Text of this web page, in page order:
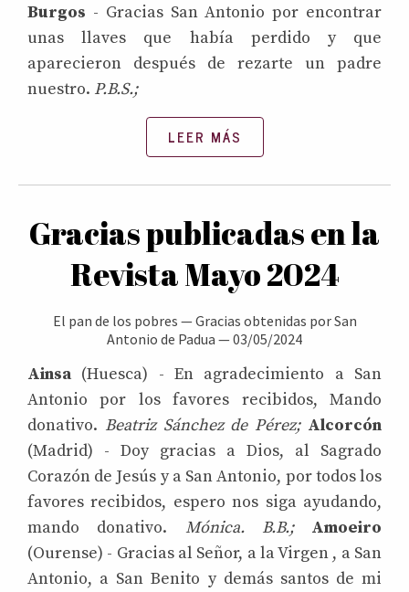
Burgos - Gracias San Antonio por encontrar
unas llaves que había perdido y que
aparecieron después de rezarte un padre
nuestro. P.B.S.;
LEER MÁS
Gracias publicadas en la
Revista Mayo 2024
El pan de los pobres —Gracias obtenidas por San
Antonio de Padua —03/05/2024
Ainsa (Huesca) - En agradecimiento a San
Antonio por los favores recibidos, Mando
donativo. Beatriz Sánchez de Pérez; Alcorcón
(Madrid) - Doy gracias a Dios, al Sagrado
Corazón de Jesús y a San Antonio, por todos los
favores recibidos, espero nos siga ayudando,
mando donativo. Mónica. B.B.;
Amoeiro
(Ourense) - Gracias al Señor, a la Virgen , a San
Antonio, a San Benito y demás santos de mi